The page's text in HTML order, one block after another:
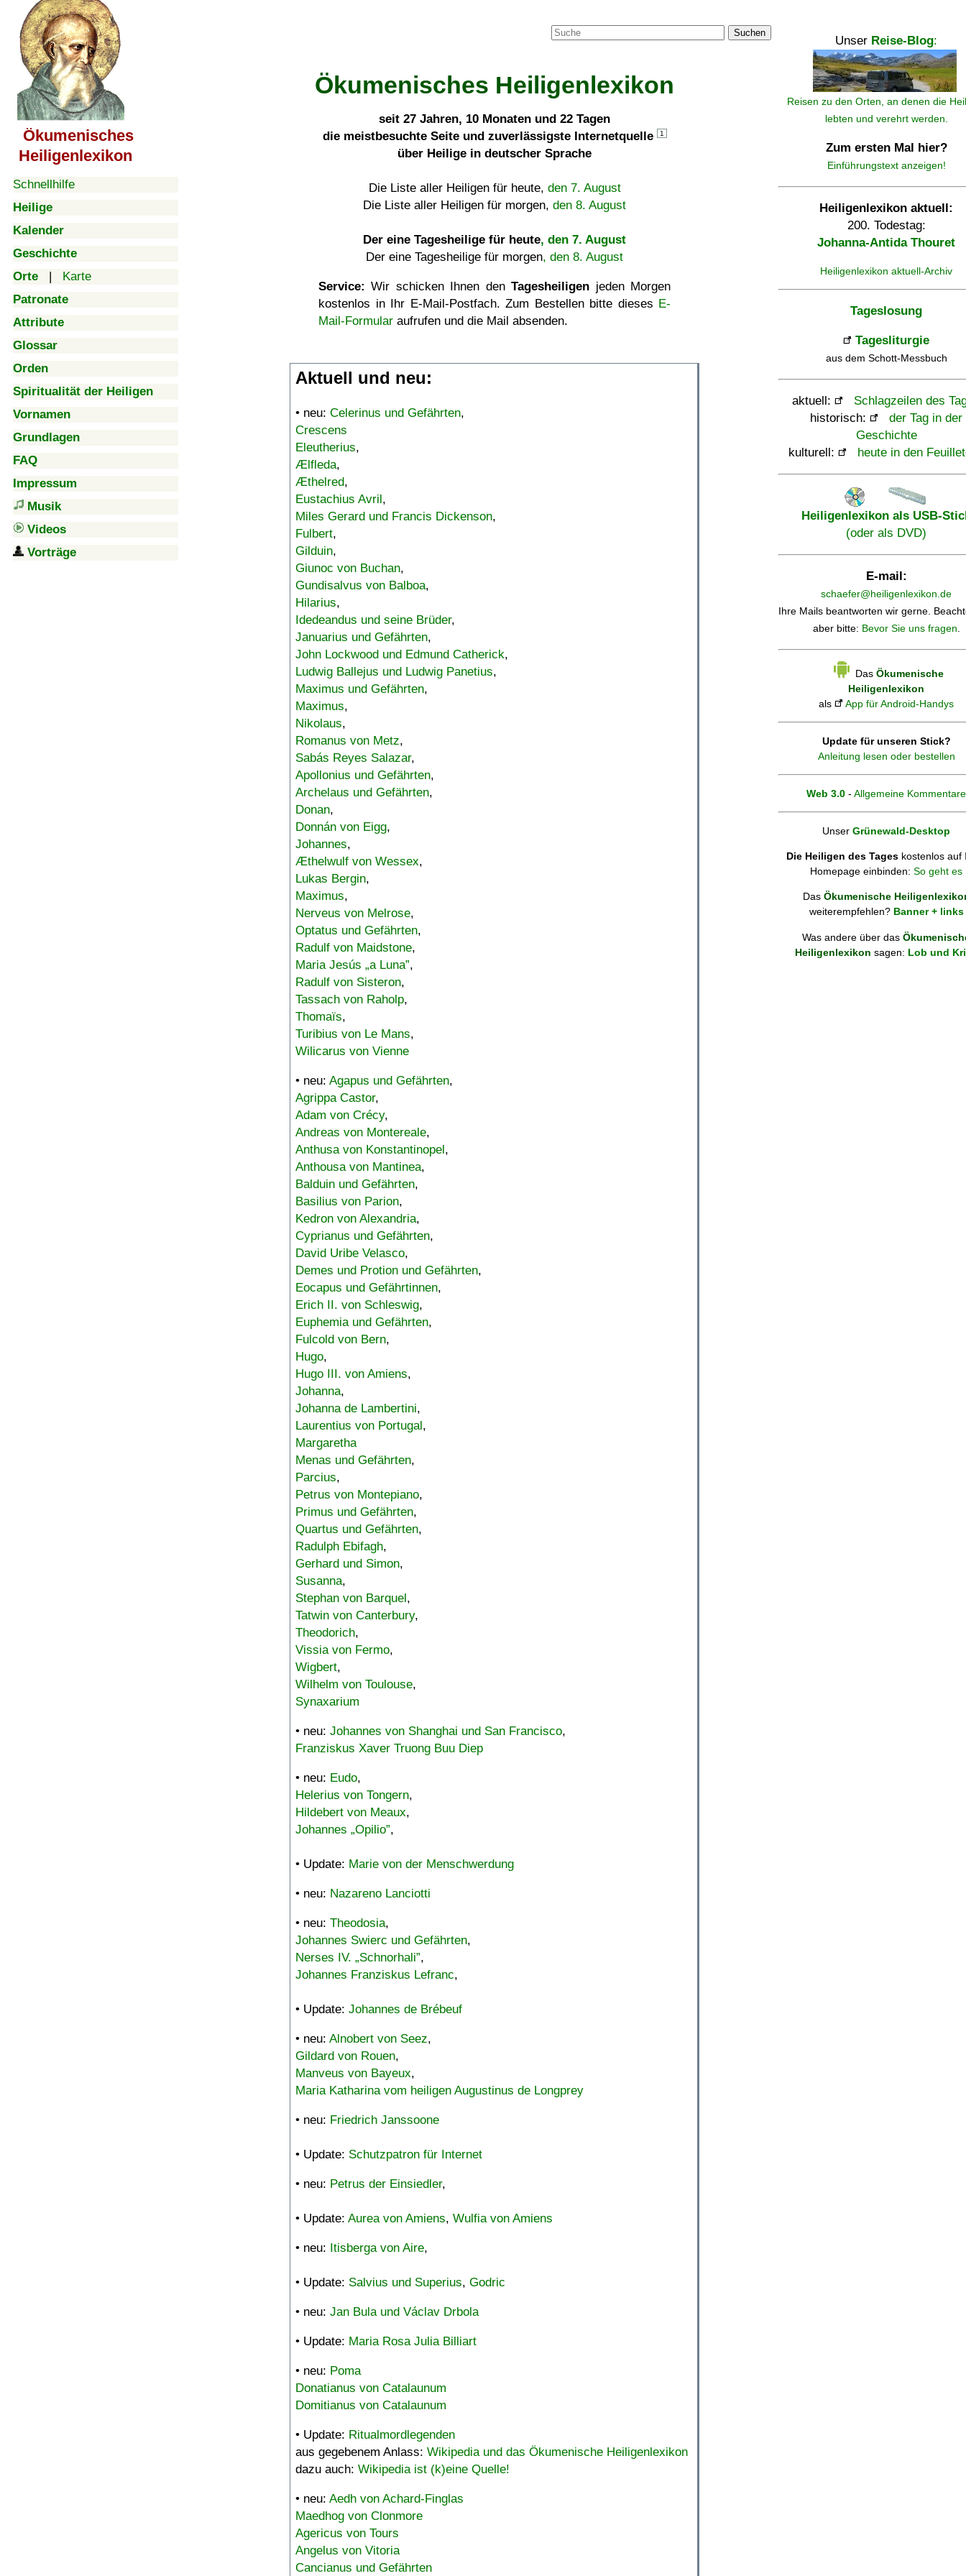
Ökumenisches
Heiligenlexikon
Schnellhilfe
Heilige
Kalender
Geschichte
Orte | Karte
Patronate
Attribute
Glossar
Orden
Spiritualität der Heiligen
Vornamen
Grundlagen
FAQ
Impressum
Musik
Videos
Vorträge
Suchen
Ökumenisches Heiligenlexikon
seit 27 Jahren, 10 Monaten und 22 Tagen
die meistbesuchte Seite und zuverlässigste Internetquelle
1
über Heilige in deutscher Sprache
Die Liste aller Heiligen für heute, den 7. August
Die Liste aller Heiligen für morgen, den 8. August
Der eine Tagesheilige für heute, den 7. August
Der eine Tagesheilige für morgen, den 8. August
Service: Wir schicken Ihnen denTagesheiligen jeden Morgen
kostenlos in Ihr E-Mail-Postfach. Zum Bestellen bitte dieses E-
Mail-Formular aufrufen und die Mail absenden.
Aktuell und neu:
• neu: Celerinus und Gefährten,
Crescens
Eleutherius,
Ælfleda,
Æthelred,
Eustachius Avril,
Miles Gerard und Francis Dickenson,
Fulbert,
Gilduin,
Giunoc von Buchan,
Gundisalvus von Balboa,
Hilarius,
Idedeandus und seine Brüder,
Januarius und Gefährten,
John Lockwood und Edmund Catherick,
Ludwig Ballejus und Ludwig Panetius,
Maximus und Gefährten,
Maximus,
Nikolaus,
Romanus von Metz,
Sabás Reyes Salazar,
Apollonius und Gefährten,
Archelaus und Gefährten,
Donan,
Donnán von Eigg,
Johannes,
Æthelwulf von Wessex,
Lukas Bergin,
Maximus,
Nerveus von Melrose,
Optatus und Gefährten,
Radulf von Maidstone,
Maria Jesús „a Luna”,
Radulf von Sisteron,
Tassach von Raholp,
Thomaïs,
Turibius von Le Mans,
Wilicarus von Vienne
• neu: Agapus und Gefährten,
Agrippa Castor,
Adam von Crécy,
Andreas von Montereale,
Anthusa von Konstantinopel,
Anthousa von Mantinea,
Balduin und Gefährten,
Basilius von Parion,
Kedron von Alexandria,
Cyprianus und Gefährten,
David Uribe Velasco,
Demes und Protion und Gefährten,
Eocapus und Gefährtinnen,
Erich II. von Schleswig,
Euphemia und Gefährten,
Fulcold von Bern,
Hugo,
Hugo III. von Amiens,
Johanna,
Johanna de Lambertini,
Laurentius von Portugal,
Margaretha
Menas und Gefährten,
Parcius,
Petrus von Montepiano,
Primus und Gefährten,
Quartus und Gefährten,
Radulph Ebifagh,
Gerhard und Simon,
Susanna,
Stephan von Barquel,
Tatwin von Canterbury,
Theodorich,
Vissia von Fermo,
Wigbert,
Wilhelm von Toulouse,
Synaxarium
• neu: Johannes von Shanghai und San Francisco,
Franziskus Xaver Truong Buu Diep
• neu: Eudo,
Helerius von Tongern,
Hildebert von Meaux,
Johannes „Opilio”,
• Update: Marie von der Menschwerdung
• neu: Nazareno Lanciotti
• neu: Theodosia,
Johannes Swierc und Gefährten,
Nerses IV. „Schnorhali”,
Johannes Franziskus Lefranc,
• Update: Johannes de Brébeuf
• neu: Alnobert von Seez,
Gildard von Rouen,
Manveus von Bayeux,
Maria Katharina vom heiligen Augustinus de Longprey
• neu: Friedrich Janssoone
• Update: Schutzpatron für Internet
• neu: Petrus der Einsiedler,
• Update: Aurea von Amiens, Wulfia von Amiens
• neu: Itisberga von Aire,
• Update: Salvius und Superius, Godric
• neu: Jan Bula und Václav Drbola
• Update: Maria Rosa Julia Billiart
• neu: Poma
Donatianus von Catalaunum
Domitianus von Catalaunum
• Update: Ritualmordlegenden
aus gegebenem Anlass: Wikipedia und das Ökumenische Heiligenlexikon
dazu auch: Wikipedia ist (k)eine Quelle!
• neu: Aedh von Achard-Finglas
Maedhog von Clonmore
Agericus von Tours
Angelus von Vitoria
Cancianus und Gefährten
Unser Reise-Blog:
Reisen zu den Orten, an denen die
lebten und verehrt werden.
Zum ersten Mal hier?
Einführungstext anzeigen!
Heiligenlexikon aktuell:
200. Todestag:
Johanna-Antida Thouret
Heiligenlexikon aktuell-Archiv
Tageslosung
Tagesliturgie
aus dem Schott-Messbuch
aktuell:
Schlagzeilen des
historisch:
der Tag in der
Geschichte
kulturell:
heute in den
Heiligenlexikon als USB-
(oder als DVD)
E-mail:
schaefer@heiligenlexikon.de
Ihre Mails beantworten wir gerne.
aber bitte: Bevor Sie uns fragen.
Das Ökumenische
Heiligenlexikon
als
App für Android-Handys
Update für unseren Stick?
Anleitung lesen oder bestellen
Web 3.0 - Allgemeine Kommentare
Unser Grünewald-Desktop
Die Heiligen des Tages kostenlos auf
Homepage einbinden: So geht es
Das Ökumenische
weiterempfehlen? Banner + links
Was andere über das
Heiligenlexikon sagen: Lob und